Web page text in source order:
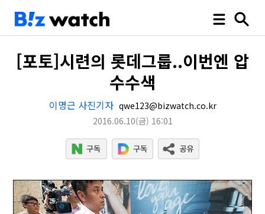
[포토]시련의 롯데그룹..이번엔 압
수수색
이명근 사진기자 qwe123@bizwatch.co.kr
2016.06.10(금) 16:01